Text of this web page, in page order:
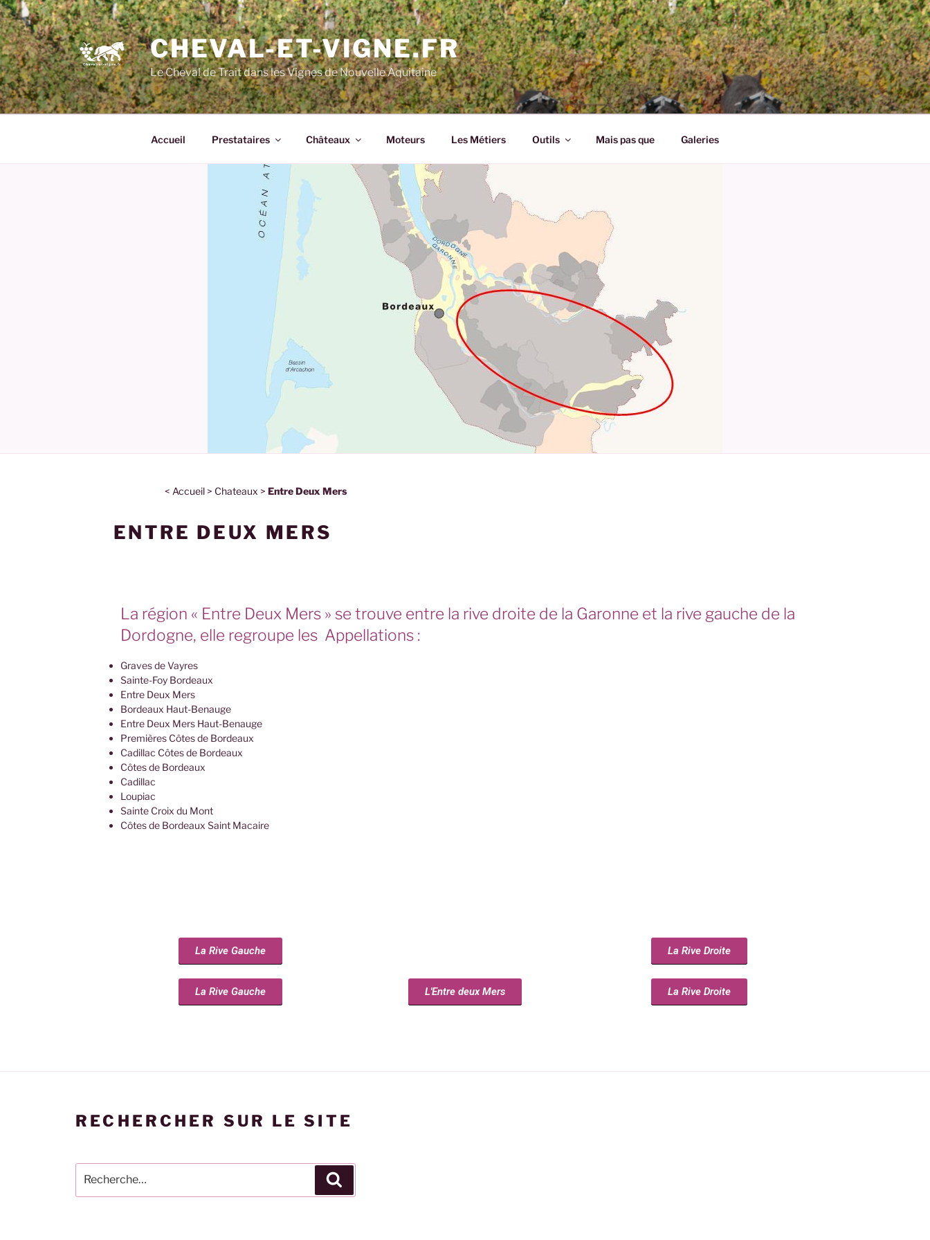
CHEVAL-ET-VIGNE.FR
Le Cheval de Trait dans les Vignes de Nouvelle Aquitaine
Accueil Prestataires Châteaux Moteurs Les Métiers Outils Mais pas que Galeries
< Accueil > Chateaux >Entre Deux Mers
ENTRE DEUX MERS
La région « Entre Deux Mers » se trouve entre la rive droite de la Garonne et la rive gauche de la
Dordogne, elle regroupe les Appellations :
Graves de Vayres
Sainte-Foy Bordeaux
Entre Deux Mers
Bordeaux Haut-Benauge
Entre Deux Mers Haut-Benauge
Premières Côtes de Bordeaux
Cadillac Côtes de Bordeaux
Côtes de Bordeaux
Cadillac
Loupiac
Sainte Croix du Mont
Côtes de Bordeaux Saint Macaire
La Rive Gauche La Rive Droite
La Rive Gauche L'Entre deux Mers La Rive Droite
RECHERCHER SUR LE SITE